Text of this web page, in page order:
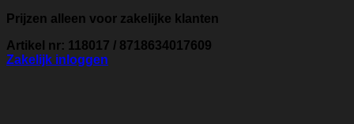
Prijzen alleen voor zakelijke klanten
Artikel nr: 118017 / 8718634017609
Zakelijk inloggen